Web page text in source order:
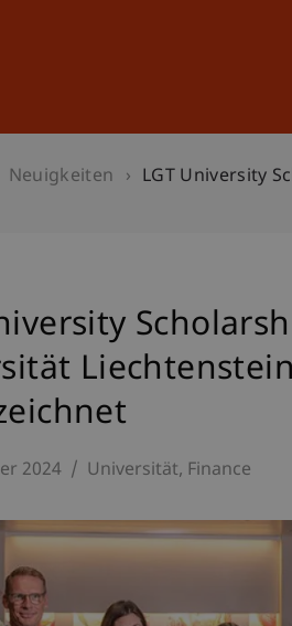
Neuigkeiten LGT University
2024 Universität Finance